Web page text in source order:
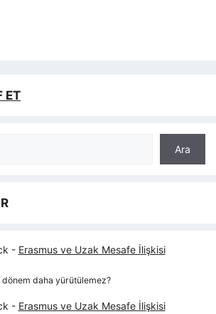
ET
Ara
- Erasmus ve Uzak Mesafe İlişkisi
daha yürütülemez?
- Erasmus ve Uzak Mesafe İlişkisi